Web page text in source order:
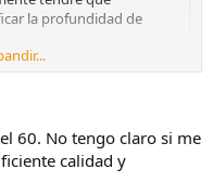
la profundidad de
claro del todo.
focal le ponés una
a tu espalda... 8)
60. No tengo claro si me
calidad y